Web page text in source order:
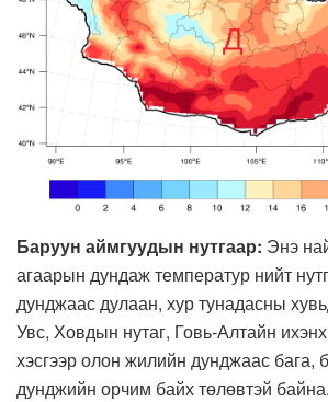
Баруун аймгуудын нутгаар: Энэ
агаарын дундаж температур нийт
дунджаас дулаан, хур тунадасны
Увс, Ховдын нутаг, Говь-Алтайн
хэсгээр олон жилийн дунджаас бага,
дунджийн орчим байх төлөвтэй